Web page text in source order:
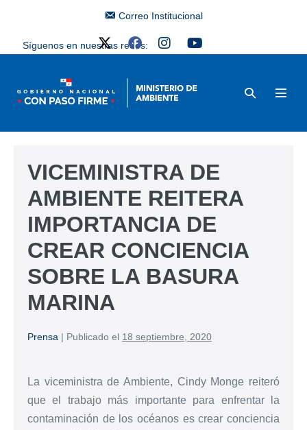
Correo Institucional
Síguenos en nuestras redes:
VICEMINISTRA DE
AMBIENTE REITERA
IMPORTANCIA DE
CREAR CONCIENCIA
SOBRE LA BASURA
MARINA
Prensa | Publicado el 18 septiembre, 2020
La viceministra de Ambiente, Cindy Monge reiteró
que el trabajo más importante para enfrentar la
contaminación de los océanos es crear conciencia